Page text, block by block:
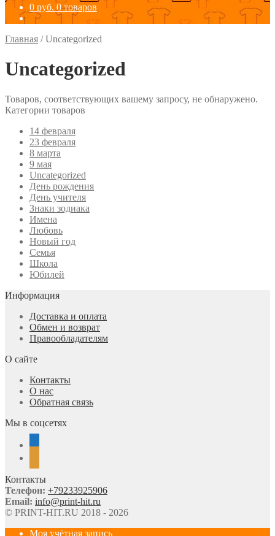
0 руб. 0 товаров
Главная /Uncategorized
Uncategorized
Товаров, соответствующих вашему запросу, не обнаружено.
Категории товаров
14 февраля
23 февраля
8 марта
9 мая
Uncategorized
День рождения
День учителя
Знаки зодиака
Имена
Любовь
Новый год
Семья
Школа
Юбилей
Информация
Доставка и оплата
Обмен и возврат
Правообладателям
О сайте
Контакты
О нас
Обратная связь
Мы в соцсетях
Контакты
Телефон: +79233925906
Email: info@print-hit.ru
© PRINT-HIT.RU 2018 - 2026
Моя учётная запись